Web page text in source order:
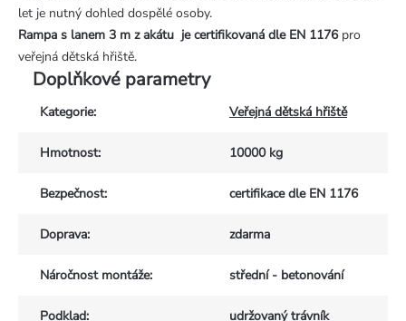
let je nutný dohled dospělé osoby.
Rampa s lanem 3 m z akátu je certifikovaná dle EN 1176 pro
veřejná dětská hřiště.
Doplňkové parametry
Kategorie: Veřejná dětská hřiště
Hmotnost: 10000 kg
Bezpečnost: certifikace dle EN 1176
Doprava: zdarma
Náročnost montáže: střední - betonování
Podklad: udržovaný trávník